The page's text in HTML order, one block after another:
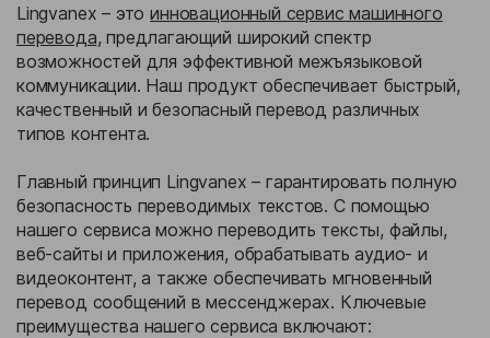
Lingvanex – этоинновационный сервис машинного
перевода, предлагающий широкий спектр
возможностей для эффективной межъязыковой
коммуникации. Наш продукт обеспечивает быстрый,
качественный и безопасный перевод различных
типов контента.
Главный принцип Lingvanex – гарантировать полную
безопасность переводимых текстов. С помощью
нашего сервиса можно переводить тексты, файлы,
веб-сайты и приложения, обрабатывать аудио- и
видеоконтент, а также обеспечивать мгновенный
перевод сообщений в мессенджерах. Ключевые
преимущества нашего сервиса включают: